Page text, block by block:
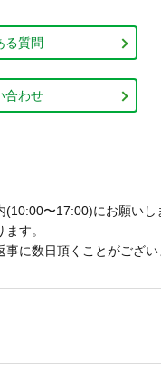
る質問
合わせ
〜17:00)にお願いし
す。
に数日頂くことがござい